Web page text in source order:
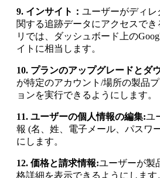
9. インサイト： ユーザーがディレ
関する追跡データにアクセスで
リでは、ダッシュボード上の
イトに相当します。
10. プランのアップグレードとダ
が特定のアカウント/場所の製品
ョンを実行できるようにします。
11. ユーザーの個人情報の編集:ユ
報 (名、姓、電子メール、パスワ
にします。
12. 価格と請求情報:ユーザーが製
格詳細を表示できるようにします